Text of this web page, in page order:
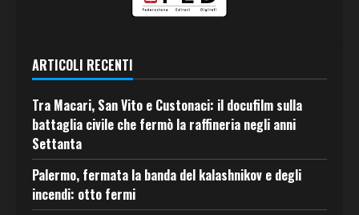
ARTICOLI RECENTI
Tra Macari, San Vito e Custonaci: il docufilm sulla
battaglia civile che fermò la raffineria negli anni
Settanta
Palermo, fermata la banda del kalashnikov e degli
incendi: otto fermi